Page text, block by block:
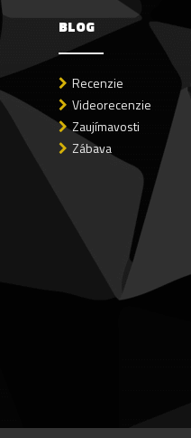
BLOG
Recenzie
Videorecenzie
Zaujímavosti
Zábava